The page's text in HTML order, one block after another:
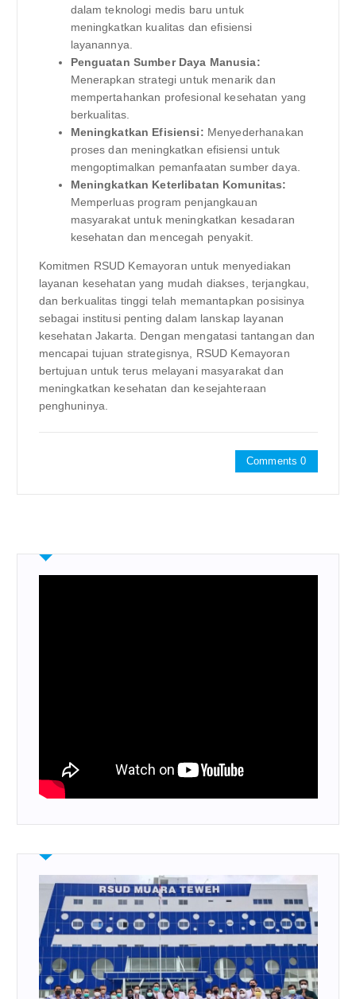
dalam teknologi medis baru untuk
meningkatkan kualitas dan efisiensi
layanannya.
Penguatan Sumber Daya Manusia:
Menerapkan strategi untuk menarik dan
mempertahankan profesional kesehatan yang
berkualitas.
Meningkatkan Efisiensi: Menyederhanakan
proses dan meningkatkan efisiensi untuk
mengoptimalkan pemanfaatan sumber daya.
Meningkatkan Keterlibatan Komunitas:
Memperluas program penjangkauan
masyarakat untuk meningkatkan kesadaran
kesehatan dan mencegah penyakit.
Komitmen RSUD Kemayoran untuk menyediakan
layanan kesehatan yang mudah diakses, terjangkau,
dan berkualitas tinggi telah memantapkan posisinya
sebagai institusi penting dalam lanskap layanan
kesehatan Jakarta. Dengan mengatasi tantangan dan
mencapai tujuan strategisnya, RSUD Kemayoran
bertujuan untuk terus melayani masyarakat dan
meningkatkan kesehatan dan kesejahteraan
penghuninya.
Comments 0